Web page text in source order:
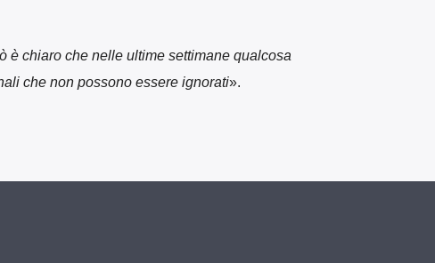
è chiaro che nelle ultime settimane qualcosa
che non possono essere ignorati».